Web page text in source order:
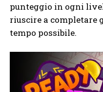
punteggio in ogni
riuscire a
tempo possibile.